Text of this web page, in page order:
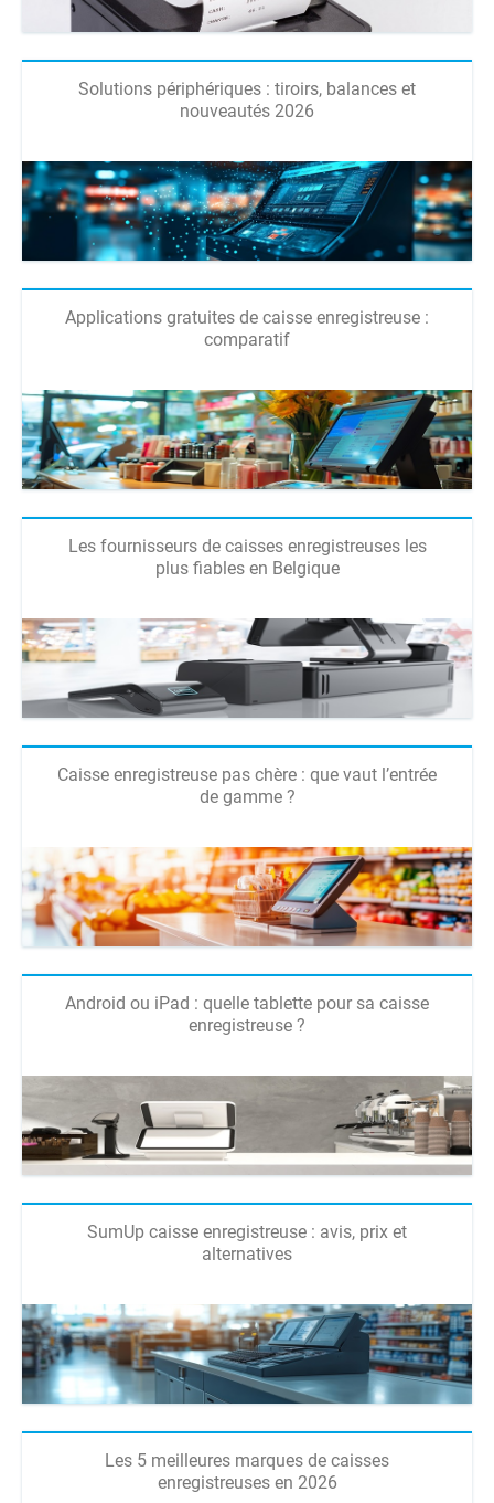
Solutions périphériques : tiroirs, balances et
nouveautés 2026
Applications gratuites de caisse enregistreuse :
comparatif
Les fournisseurs de caisses enregistreuses les
plus fiables en Belgique
Caisse enregistreuse pas chère : que vaut l’entrée
de gamme ?
Android ou iPad : quelle tablette pour sa caisse
enregistreuse ?
SumUp caisse enregistreuse : avis, prix et
alternatives
Les 5 meilleures marques de caisses
enregistreuses en 2026